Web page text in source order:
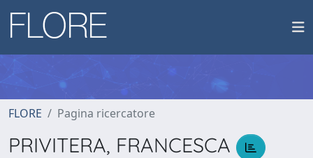
FLORE Pagina ricercatore
PRIVITERA, FRANCESCA